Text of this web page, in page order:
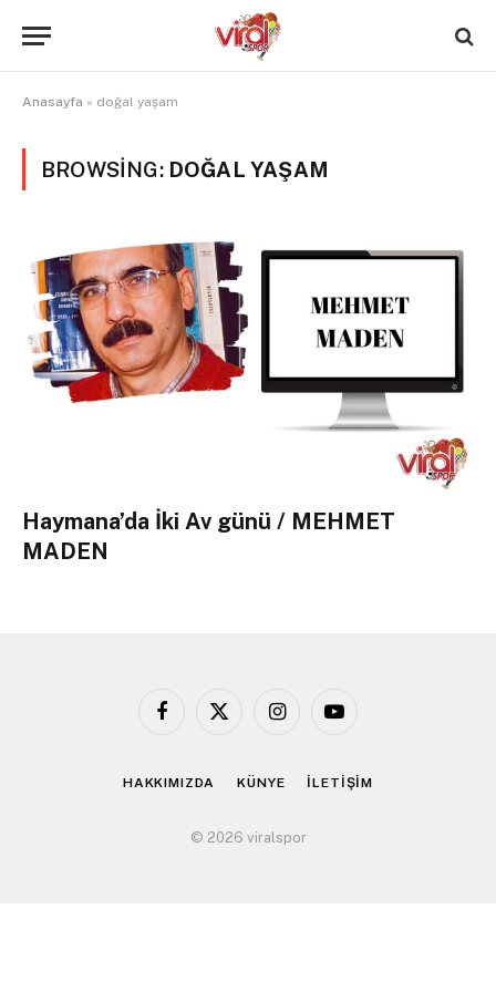
Anasayfa » doğal yaşam
BROWSING: DOĞAL YAŞAM
Haymana’da İki Av günü / MEHMET
MADEN
Facebook
X
InstagramYouTube
HAKKIMIZDA KÜNYE İLETİŞİM
© 2026 viralspor